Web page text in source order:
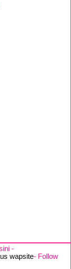
-
wapsite- Follow